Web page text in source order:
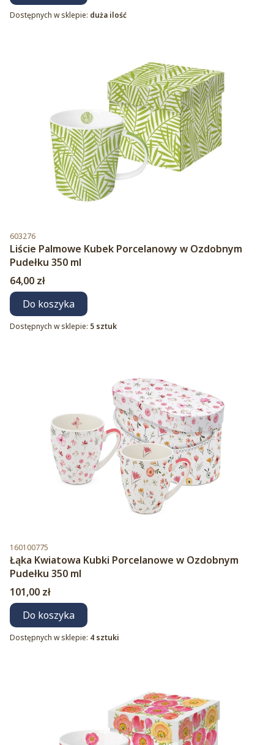
Dostępnych w sklepie: duża ilość
Kod produktu
603276
Liście Palmowe Kubek Porcelanowy w Ozdobnym
Pudełku 350 ml
Cena
64,00 zł
Do koszyka
Dostępnych w sklepie: 5 sztuk
Kod produktu
160100775
Łąka Kwiatowa Kubki Porcelanowe w Ozdobnym
Pudełku 350 ml
Cena
101,00 zł
Do koszyka
Dostępnych w sklepie: 4 sztuki